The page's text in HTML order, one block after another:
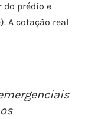
do prédio e
A cotação real